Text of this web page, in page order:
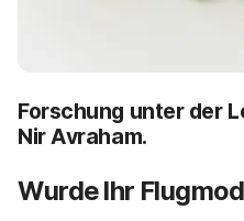
Forschung unter der
Nir Avraham.
Wurde Ihr